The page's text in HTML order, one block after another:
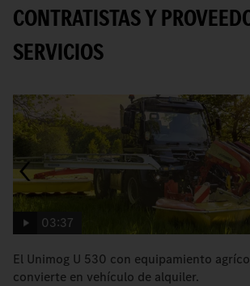
CONTRATISTAS Y
SERVICIOS
03:37
El Unimog U 530 con equipamiento
convierte en vehículo de alquiler.